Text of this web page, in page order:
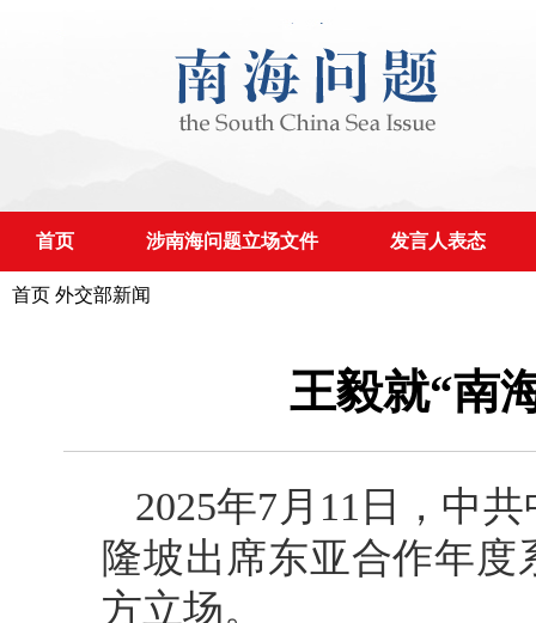
首页 涉南海问题立场文件 发言人表态
首页 外交部新闻
王毅就“南
2025年7月11日，中
隆坡出席东亚合作年度
方立场。